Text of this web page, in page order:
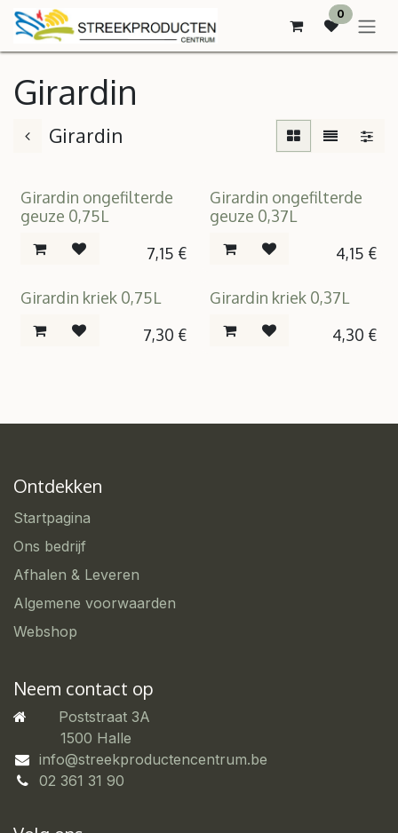
OVERSLAAN NAAR INHOUD
0
Girardin
Girardin
Girardin ongefilterde
geuze 0,75L
7,15 €
Girardin ongefilterde
geuze 0,37L
4,15 €
Girardin kriek 0,75L
7,30 €
Girardin kriek 0,37L
4,30 €
Ontdekken
Startpagina
Ons bedrijf
Afhalen & Leveren
Algemene voorwaarden
Webshop
Neem contact op
Poststraat 3A
​1500 Halle
info@streekproductencentrum.be
02 361 31 90